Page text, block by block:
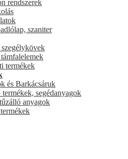
rendszerek
szaniter
termékek
és Barkácsáruk
segédanyagok
anyagok